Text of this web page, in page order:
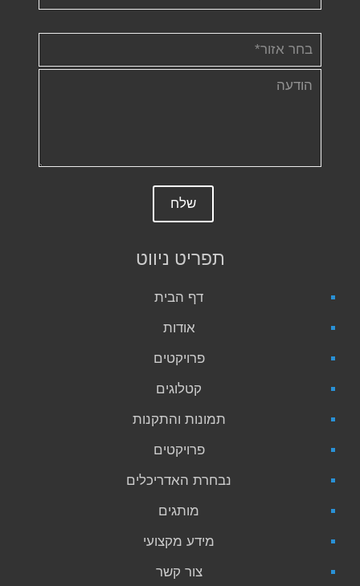
תפריט ניווט
דף הבית
אודות
פרויקטים
קטלוגים
תמונות והתקנות
פרויקטים
נבחרת האדריכלים
מותגים
מידע מקצועי
צור קשר